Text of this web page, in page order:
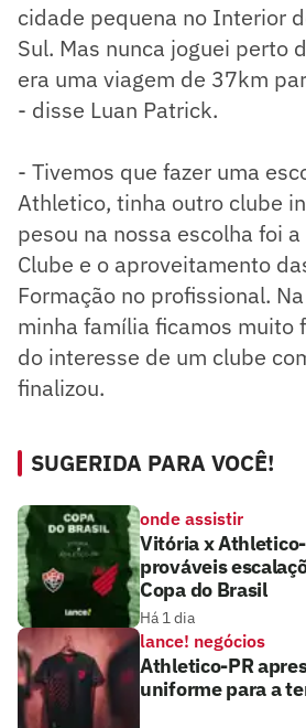
cidade pequena no Interior
Sul. Mas nunca joguei perto
era uma viagem de 37km
- disse Luan Patrick.
- Tivemos que fazer uma
Athletico, tinha outro clube
pesou na nossa escolha foi
Clube e o aproveitamento
Formação no profissional.
minha família ficamos muito
do interesse de um clube
finalizou.
SUGERIDA PARA VOCÊ!
onde assistir
Vitória x
prováveis
Copa do Brasil
Há 1 dia
lance! negócios
Athletico-PR
uniforme para a